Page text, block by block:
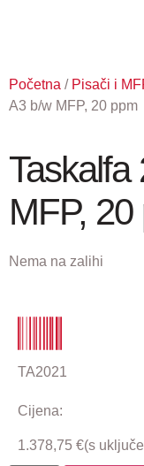
Početna / Pisači i
A3 b/w MFP, 20 ppm
Taskalfa
MFP,
Nema na zalihi
TA2021
Cijena:
1.378,75 €(s